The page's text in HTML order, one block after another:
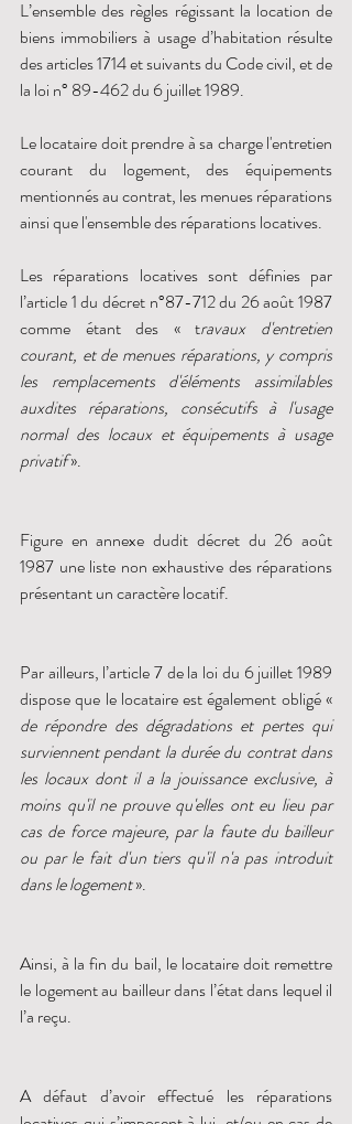
L’ensemble des règles régissant la location de
biens immobiliers à usage d’habitation résulte
des articles 1714 et suivants du Code civil, et de
la loi n° 89-462 du 6 juillet 1989.
Le locataire doit prendre à sa charge l'entretien
courant du logement, des équipements
mentionnés au contrat, les menues réparations
ainsi que l'ensemble des réparations locatives.
Les réparations locatives sont définies par
l’article 1 du décret n°87-712 du 26 août 1987
comme étant des « travaux d'entretien
courant, et de menues réparations, y compris
les remplacements d'éléments assimilables
auxdites réparations, consécutifs à l'usage
normal des locaux et équipements à usage
privatif ».
Figure en annexe dudit décret du 26 août
1987 une liste non exhaustive des réparations
présentant un caractère locatif.
Par ailleurs, l’article 7 de la loi du 6 juillet 1989
de répondre des dégradations et pertes qui
surviennent pendant la durée du contrat dans
les locaux dont il a la jouissance exclusive, à
moins qu'il ne prouve qu'elles ont eu lieu par
cas de force majeure, par la faute du bailleur
ou par le fait d'un tiers qu'il n'a pas introduit
dans le logement ».
Ainsi, à la fin du bail, le locataire doit remettre
le logement au bailleur dans l’état dans lequel il
l’a reçu.
A défaut d’avoir effectué les réparations